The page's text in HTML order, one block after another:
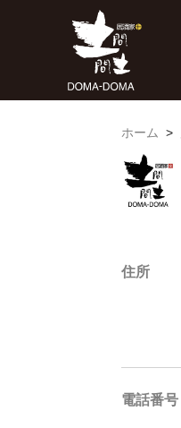
つ
ろ
ぎ
居
酒
ホーム >
住所
電話番号